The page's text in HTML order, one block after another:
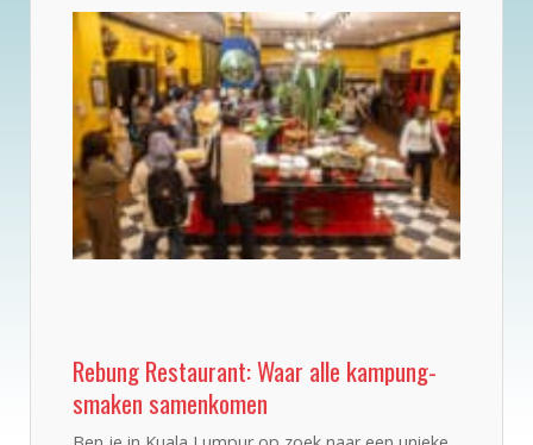
Rebung Restaurant: Waar alle kampung-
smaken samenkomen